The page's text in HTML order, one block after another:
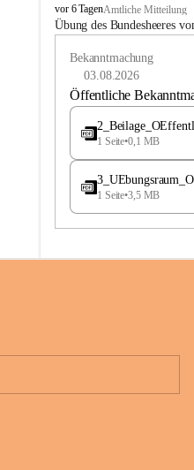
B
u
e
a
vor 6 TagenAmtliche Mitteilung
Übung des Bundesheeres
Bekanntmachung
03.08.2026
Öffentliche
1 Seite•0,1 MB
1 Seite•3,5 MB